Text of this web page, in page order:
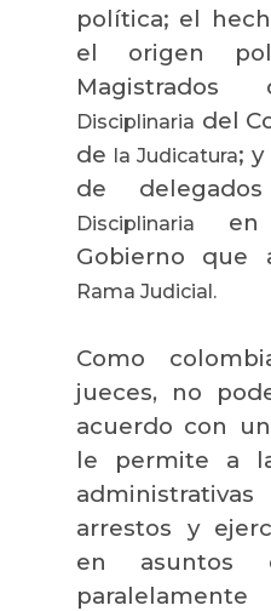
política; el
el origen
Disciplinaria del
de la Judicatura;
de
Disciplinaria
Gobierno que
Rama Judicial.
Como
jueces, no
acuerdo con
le permite a
arrestos y
en asuntos